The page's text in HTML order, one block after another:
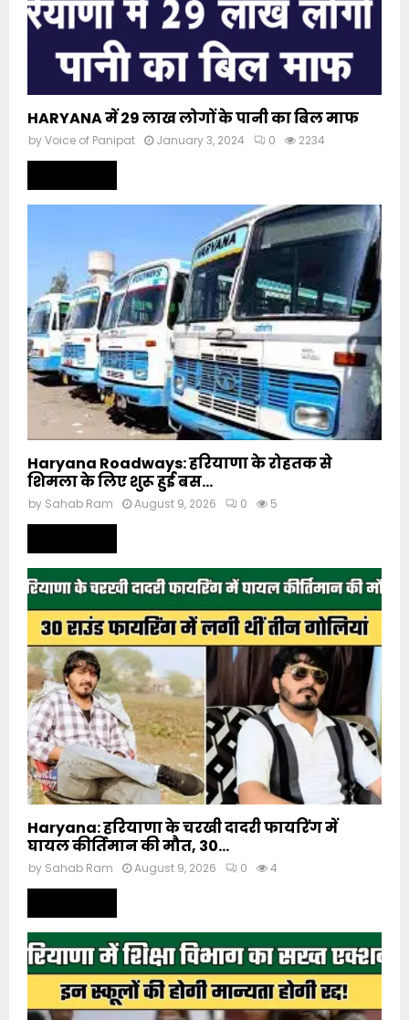
HARYANA में 29 लाख लोगों के पानी का बिल माफ
byVoice of Panipat January 3, 2024 0 2234
Haryana Roadways: हरियाणा के रोहतक से
शिमला के लिए शुरू हुई बस...
by Sahab Ram August 9, 2026 0 5
Haryana: हरियाणा के चरखी दादरी फायरिंग में
घायल कीर्तिमान की मौत, 30...
by Sahab Ram August 9, 2026 0 4